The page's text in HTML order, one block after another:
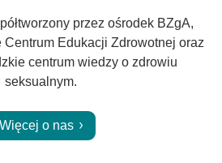
przez ośrodek BZgA,
Edukacji Zdrowotnej oraz
centrum wiedzy o zdrowiu
seksualnym.
Więcej o nas